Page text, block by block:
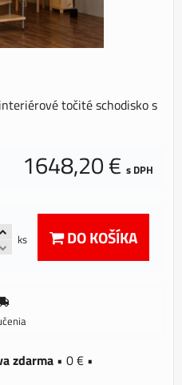
točité schodisko s
1648,20 € s DPH
ks DO KOŠÍKA
zdarma • 0 € •